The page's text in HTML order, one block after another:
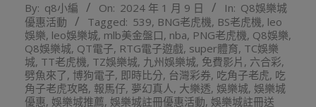
01-
09
By: q8小編 On: 2024 年 1 月 9 日 In: Q8娛樂城
優惠活動
Tagged: 539, BNG老虎機, BS老虎機, leo
娛樂, leo娛樂城, mlb美金盤口, nba, PNG老虎機, Q8娛樂,
Q8娛樂城, QT電子, RTG電子遊戲, super體育, TC娛樂
城, TT老虎機, TZ娛樂城, 九州娛樂城, 免費影片 , 六合彩,
劈魚來了, 博狗電子, 即時比分, 台灣彩券, 吃角子老虎, 吃
角子老虎攻略, 報馬仔, 夢幻真人, 大樂透, 娛樂城, 娛樂城
優惠, 娛樂城推薦, 娛樂城註冊優惠活動, 娛樂城註冊送